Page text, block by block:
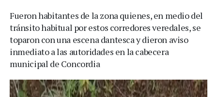
Fueron habitantes de la zona quienes, en medio del
tránsito habitual por estos corredores veredales, se
toparon con una escena dantesca y dieron aviso
inmediato a las autoridades en la cabecera
municipal de Concordia